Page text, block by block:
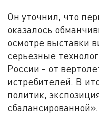
Он уточнил, что
оказалось
осмотре выставки
серьезные
России - от
истребителей. В
политик,
сбалансированной».